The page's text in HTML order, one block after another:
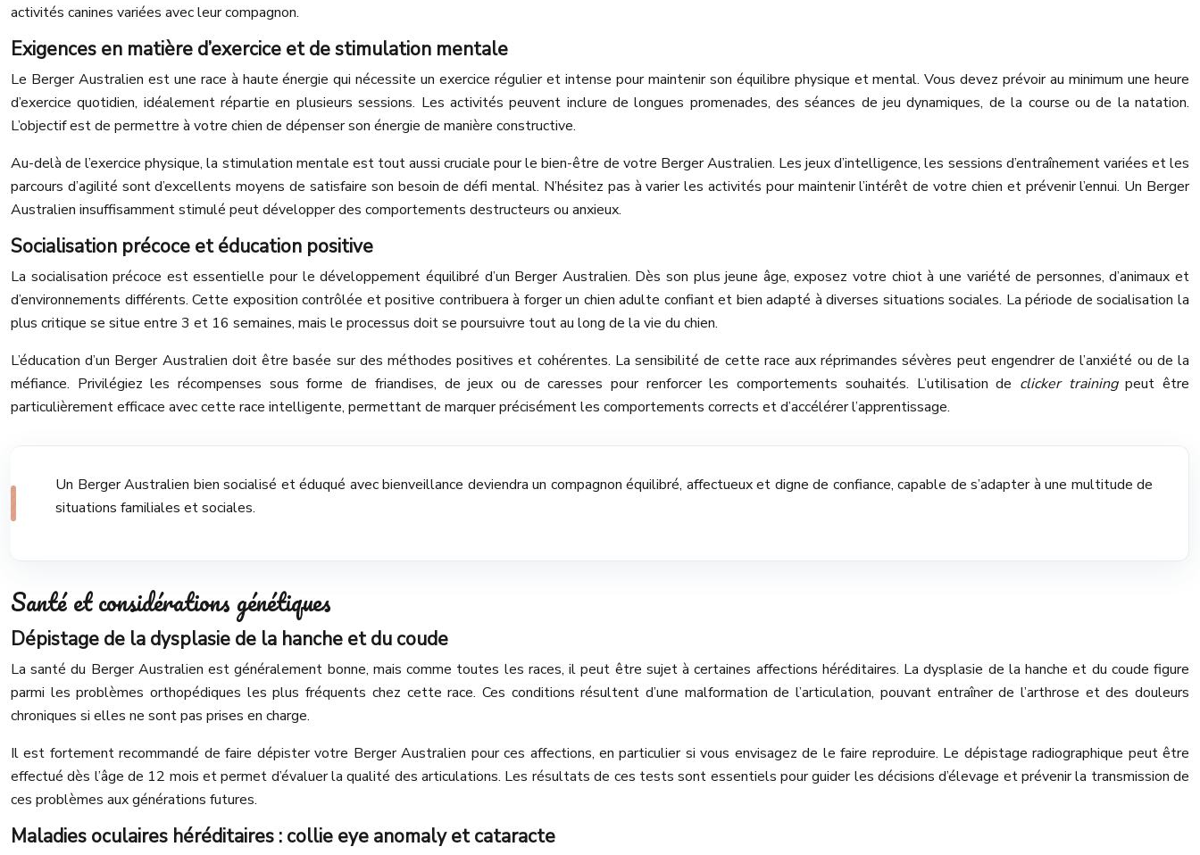
activités canines variées avec leur compagnon.
Exigences en matière d’exercice et de stimulation mentale
Le Berger Australien est une race à haute énergie qui nécessite un exercice régulier et intense pour maintenir son équilibre physique et mental. Vous devez prévoir au minimum une heure
d’exercice quotidien, idéalement répartie en plusieurs sessions. Les activités peuvent inclure de longues promenades, des séances de jeu dynamiques, de la course ou de la natation.
L’objectif est de permettre à votre chien de dépenser son énergie de manière constructive.
Au-delà de l’exercice physique, la stimulation mentale est tout aussi cruciale pour le bien-être de votre Berger Australien. Les jeux d’intelligence, les sessions d’entraînement variées et les
parcours d’agilité sont d’excellents moyens de satisfaire son besoin de défi mental. N’hésitez pas à varier les activités pour maintenir l’intérêt de votre chien et prévenir l’ennui. Un Berger
Australien insuffisamment stimulé peut développer des comportements destructeurs ou anxieux.
Socialisation précoce et éducation positive
La socialisation précoce est essentielle pour le développement équilibré d’un Berger Australien. Dès son plus jeune âge, exposez votre chiot à une variété de personnes, d’animaux et
d’environnements différents. Cette exposition contrôlée et positive contribuera à forger un chien adulte confiant et bien adapté à diverses situations sociales. La période de socialisation la
plus critique se situe entre 3 et 16 semaines, mais le processus doit se poursuivre tout au long de la vie du chien.
L’éducation d’un Berger Australien doit être basée sur des méthodes positives et cohérentes. La sensibilité de cette race aux réprimandes sévères peut engendrer de l’anxiété ou de la
méfiance. Privilégiez les récompenses sous forme de friandises, de jeux ou de caresses pour renforcer les comportements souhaités. L’utilisation de clicker trainingpeut être
particulièrement efficace avec cette race intelligente, permettant de marquer précisément les comportements corrects et d’accélérer l’apprentissage.
Un Berger Australien bien socialisé et éduqué avec bienveillance deviendra un compagnon équilibré, affectueux et digne de confiance, capable de s’adapter à une multitude de
situations familiales et sociales.
Santé et considérations génétiques
Dépistage de la dysplasie de la hanche et du coude
La santé du Berger Australien est généralement bonne, mais comme toutes les races, il peut être sujet à certaines affections héréditaires. La dysplasie de la hanche et du coude figure
parmi les problèmes orthopédiques les plus fréquents chez cette race. Ces conditions résultent d’une malformation de l’articulation, pouvant entraîner de l’arthrose et des douleurs
chroniques si elles ne sont pas prises en charge.
Il est fortement recommandé de faire dépister votre Berger Australien pour ces affections, en particulier si vous envisagez de le faire reproduire. Le dépistage radiographique peut être
effectué dès l’âge de 12 mois et permet d’évaluer la qualité des articulations. Les résultats de ces tests sont essentiels pour guider les décisions d’élevage et prévenir la transmission de
ces problèmes aux générations futures.
Maladies oculaires héréditaires : collie eye anomaly et cataracte